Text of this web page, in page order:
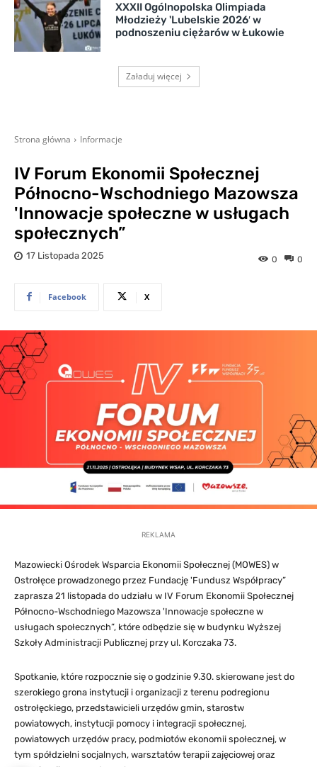
XXXII Ogólnopolska Olimpiada
Młodzieży 'Lubelskie 2026′ w
podnoszeniu ciężarów w Łukowie
Załaduj więcej